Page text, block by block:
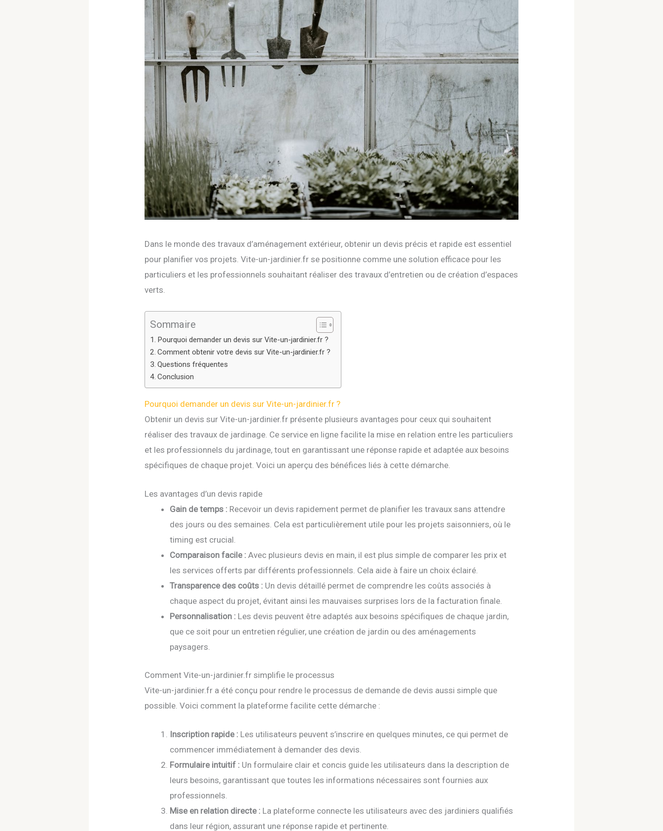
Dans le monde des travaux d’aménagement extérieur, obtenir un devis précis et rapide est essentiel
pour planifier vos projets. Vite-un-jardinier.fr se positionne comme une solution efficace pour les
particuliers et les professionnels souhaitant réaliser des travaux d’entretien ou de création d’espaces
verts.
Sommaire
Pourquoi demander un devis sur Vite-un-jardinier.fr ?
Comment obtenir votre devis sur Vite-un-jardinier.fr ?
Questions fréquentes
Conclusion
Pourquoi demander un devis sur Vite-un-jardinier.fr ?
Obtenir un devis sur Vite-un-jardinier.fr présente plusieurs avantages pour ceux qui souhaitent
réaliser des travaux de jardinage. Ce service en ligne facilite la mise en relation entre les particuliers
et les professionnels du jardinage, tout en garantissant une réponse rapide et adaptée aux besoins
spécifiques de chaque projet. Voici un aperçu des bénéfices liés à cette démarche.
Les avantages d’un devis rapide
Gain de temps : Recevoir un devis rapidement permet de planifier les travaux sans attendre
des jours ou des semaines. Cela est particulièrement utile pour les projets saisonniers, où le
timing est crucial.
Comparaison facile : Avec plusieurs devis en main, il est plus simple de comparer les prix et
les services offerts par différents professionnels. Cela aide à faire un choix éclairé.
Transparence des coûts : Un devis détaillé permet de comprendre les coûts associés à
chaque aspect du projet, évitant ainsi les mauvaises surprises lors de la facturation finale.
Personnalisation : Les devis peuvent être adaptés aux besoins spécifiques de chaque jardin,
que ce soit pour un entretien régulier, une création de jardin ou des aménagements
paysagers.
Comment Vite-un-jardinier.fr simplifie le processus
Vite-un-jardinier.fr a été conçu pour rendre le processus de demande de devis aussi simple que
possible. Voici comment la plateforme facilite cette démarche :
Inscription rapide : Les utilisateurs peuvent s’inscrire en quelques minutes, ce qui permet de
commencer immédiatement à demander des devis.
Formulaire intuitif : Un formulaire clair et concis guide les utilisateurs dans la description de
leurs besoins, garantissant que toutes les informations nécessaires sont fournies aux
professionnels.
Mise en relation directe : La plateforme connecte les utilisateurs avec des jardiniers qualifiés
dans leur région, assurant une réponse rapide et pertinente.